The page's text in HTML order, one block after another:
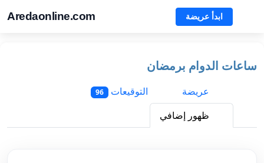
Aredaonline.com ابدأ عريضة
ساعات الدوام برمضان
عريضة
التوقيعات 96
ظهور إضافي